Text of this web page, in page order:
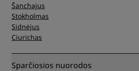
Šanchajus
Stokholmas
Sidnėjus
Ciurichas
Sparčiosios nuorodos